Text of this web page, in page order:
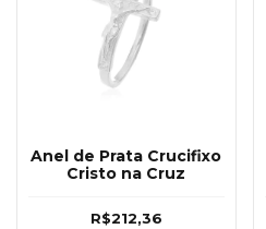
Anel de Prata Crucifixo
Cristo na Cruz
R$212,36